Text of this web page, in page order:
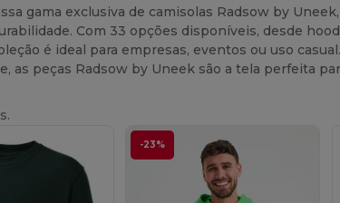
gama exclusiva de camisolas Radsow by
Com 33 opções disponíveis, desde
é ideal para empresas, eventos ou uso
as peças Radsow by Uneek são a tela perfeita
-23%